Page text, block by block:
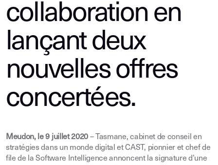
collaboration en
lançant deux
nouvelles offres
concertées.
Meudon, le 9 juillet 2020 – Tasmane, cabinet de conseil en
stratégies dans un monde digital et CAST, pionnier et chef de
file de la Software Intelligence annoncent la signature d’une